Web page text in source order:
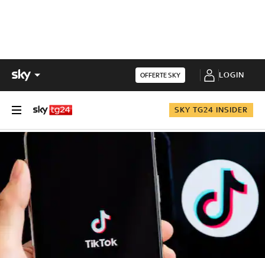
OFFERTE SKY LOGIN
SKY TG24 INSIDER